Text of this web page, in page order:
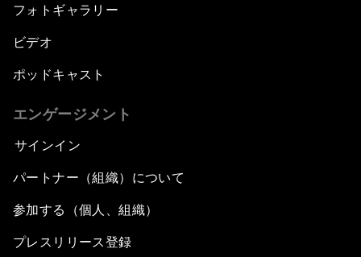
フォトギャラリー
ビデオ
ポッドキャスト
エンゲージメント
サインイン
パートナー（組織）について
参加する（個人、組織）
プレスリリース登録